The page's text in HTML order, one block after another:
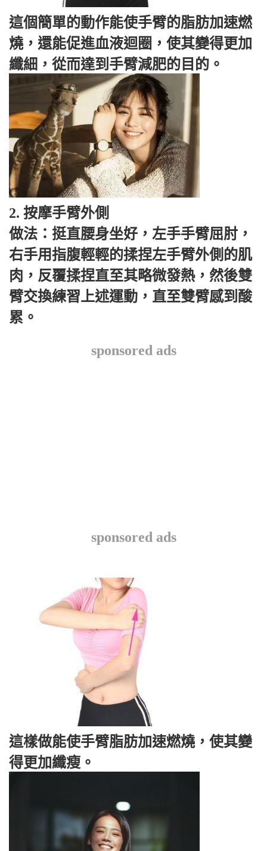
這個簡單的動作能使手臂的脂肪加速燃
燒，還能促進血液迴圈，使其變得更加
纖細，從而達到手臂減肥的目的。
2. 按摩手臂外側
做法：挺直腰身坐好，左手手臂屈肘，
右手用指腹輕輕的揉捏左手臂外側的肌
肉，反覆揉捏直至其略微發熱，然後雙
臂交換練習上述運動，直至雙臂感到酸
累。
sponsored ads
sponsored ads
這樣做能使手臂脂肪加速燃燒，使其變
得更加纖瘦。